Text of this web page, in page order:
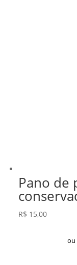
Pano de
R$ 15,00
ou